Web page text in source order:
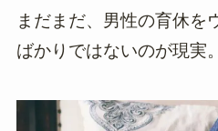
まだまだ、男性の育休を
ばかりではないのが現実